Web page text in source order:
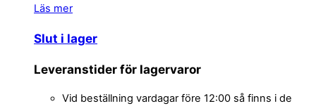
Läs mer
Slut i lager
Leveranstider för lagervaror
Vid beställning vardagar före 12:00 så finns i de